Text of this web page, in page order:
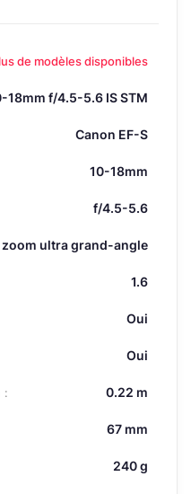
de modèles disponibles
18mm f/4.5-5.6 IS STM
Canon EF-S
10-18mm
f/4.5-5.6
zoom ultra grand-angle
1.6
Oui
Oui
: 0.22 m
67 mm
240 g